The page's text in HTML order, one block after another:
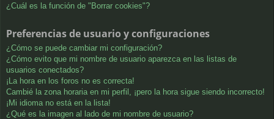
¿Cuál es la función de "Borrar cookies"?
Preferencias de usuario y configuraciones
¿Cómo se puede cambiar mi configuración?
¿Cómo evito que mi nombre de usuario aparezca en las listas de
usuarios conectados?
¡La hora en los foros no es correcta!
Cambié la zona horaria en mi perfil, ¡pero la hora sigue siendo incorrecto!
¡Mi idioma no está en la lista!
¿Qué es la imagen al lado de mi nombre de usuario?